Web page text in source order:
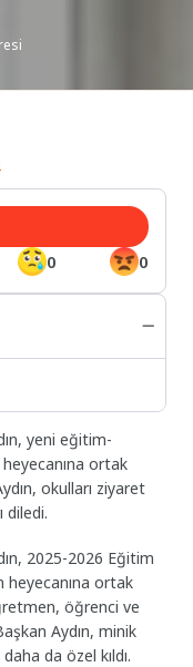
0 0
yeni eğitim-
ortak
okulları ziyaret
diledi.
2025-2026 Eğitim
heyecanına ortak
öğrenci ve
Aydın, minik
da özel kıldı.